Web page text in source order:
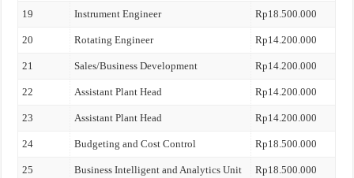
19 Instrument Engineer Rp18.500.000
20 Rotating Engineer Rp14.200.000
21 Sales/Business Development Rp14.200.000
22 Assistant Plant Head Rp14.200.000
23 Assistant Plant Head Rp14.200.000
24 Budgeting and Cost Control Rp18.500.000
25 Business Intelligent and Analytics Unit Rp18.500.000